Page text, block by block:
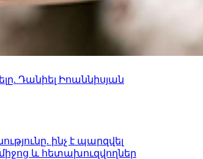
Դանիել Իոաննիսյան
ինչ է պարզվել
և հետախուզվողներ